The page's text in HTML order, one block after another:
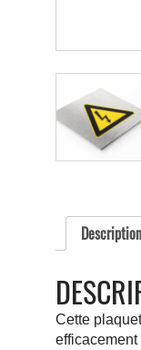
Description
Cette
efficacement